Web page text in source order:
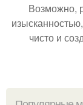
Возможно,
чисто и